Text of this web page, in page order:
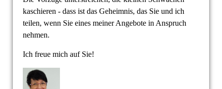
kaschieren - dass ist das Geheimnis, das Sie und ich
teilen, wenn Sie eines meiner Angebote in Anspruch
nehmen.
Ich freue mich auf Sie!